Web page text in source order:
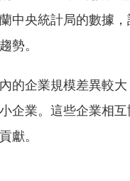
中央統計局的數據
勢。
的企業規模差異較
企業。這些企業相
獻。